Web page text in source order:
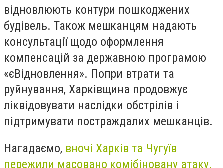
відновлюють контури пошкоджених
будівель. Також мешканцям надають
консультації щодо оформлення
компенсацій за державною програмою
«єВідновлення». Попри втрати та
руйнування, Харківщина продовжує
ліквідовувати наслідки обстрілів і
підтримувати постраждалих мешканців.
Нагадаємо, вночі Харків та Чугуїв
пережили масовано комібіновану атаку.